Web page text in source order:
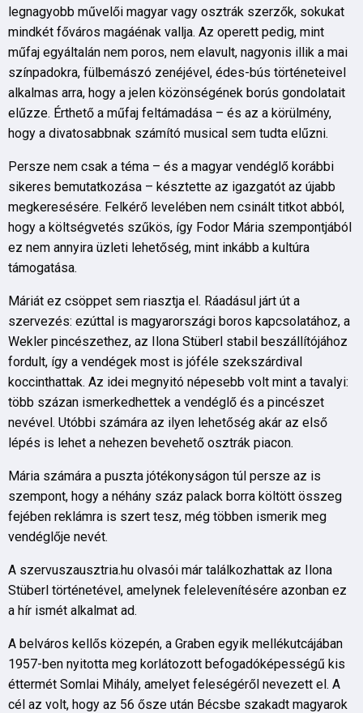
legnagyobb művelői magyar vagy osztrák szerzők, sokukat
mindkét főváros magáénak vallja. Az operett pedig, mint
műfaj egyáltalán nem poros, nem elavult, nagyonis illik a mai
színpadokra, fülbemászó zenéjével, édes-bús történeteivel
alkalmas arra, hogy a jelen közönségének borús gondolatait
elűzze. Érthető a műfaj feltámadása – és az a körülmény,
hogy a divatosabbnak számító musical sem tudta elűzni.
Persze nem csak a téma – és a magyar vendéglő korábbi
sikeres bemutatkozása – késztette az igazgatót az újabb
megkeresésére. Felkérő levelében nem csinált titkot abból,
hogy a költségvetés szűkös, így Fodor Mária szempontjából
ez nem annyira üzleti lehetőség, mint inkább a kultúra
támogatása.
Máriát ez csöppet sem riasztja el. Ráadásul járt út a
szervezés: ezúttal is magyarországi boros kapcsolatához, a
Wekler pincészethez, az Ilona Stüberl stabil beszállítójához
fordult, így a vendégek most is jóféle szekszárdival
koccinthattak. Az idei megnyitó népesebb volt mint a tavalyi:
több százan ismerkedhettek a vendéglő és a pincészet
nevével. Utóbbi számára az ilyen lehetőség akár az első
lépés is lehet a nehezen bevehető osztrák piacon.
Mária számára a puszta jótékonyságon túl persze az is
szempont, hogy a néhány száz palack borra költött összeg
fejében reklámra is szert tesz, még többen ismerik meg
vendéglője nevét.
A szervuszausztria.hu olvasói már találkozhattak az Ilona
Stüberl történetével, amelynek felelevenítésére azonban ez
a hír ismét alkalmat ad.
A belváros kellős közepén, a Graben egyik mellékutcájában
1957-ben nyitotta meg korlátozott befogadóképességű kis
éttermét Somlai Mihály, amelyet feleségéről nevezett el. A
cél az volt, hogy az 56 ősze után Bécsbe szakadt magyarok